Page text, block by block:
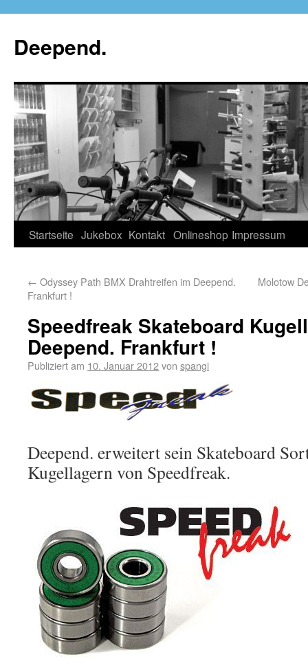
Deepend.
Startseite Jukebox Kontakt Onlineshop Impressum
← Odyssey Path BMX Drahtreifen im Deepend.
Frankfurt !
Molotow
Speedfreak Skateboard
Deepend. Frankfurt !
Publiziert am 10. Januar 2012von spangi
Deepend. erweitert sein Skateboard
Kugellagern von Speedfreak.